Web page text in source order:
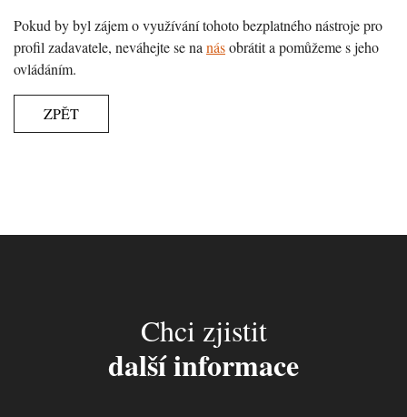
Pokud by byl zájem o využívání tohoto bezplatného nástroje pro
profil zadavatele, neváhejte se na násobrátit a pomůžeme s jeho
ovládáním.
ZPĚT
Chci zjistit
další informace